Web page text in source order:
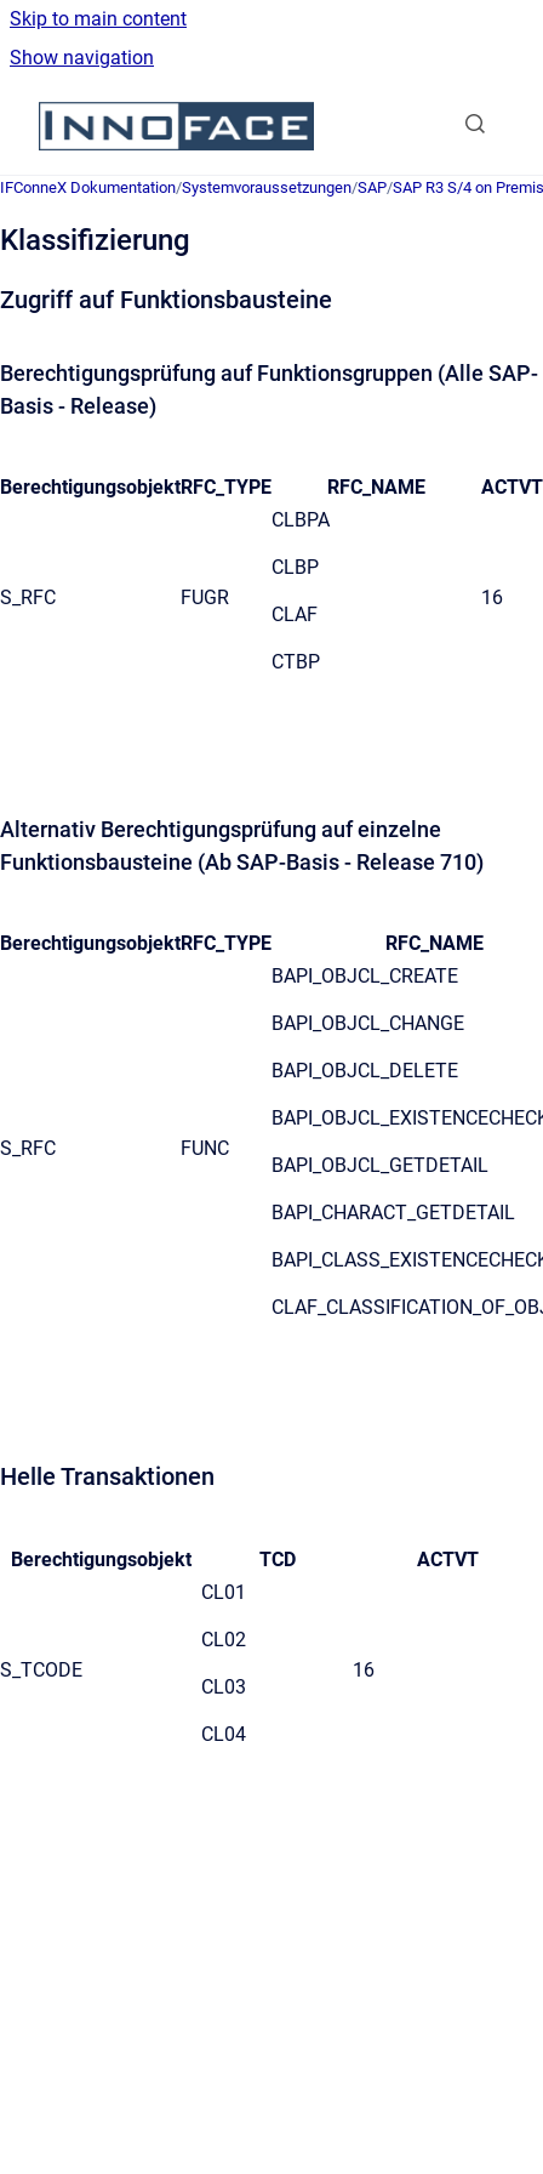
Skip to main content
Show navigation
Go to homepage
IFConneX Dokumentation/Systemvoraussetzungen/SAP/SAP R3 S/4 on
Klassifizierung
Zugriff auf Funktionsbausteine
Berechtigungsprüfung auf Funktionsgruppen (Alle SAP-
Basis - Release)
BerechtigungsobjektRFC_TYPE RFC_NAME ACTVT
S_RFC FUGR
CLBPA
CLBP
CLAF
CTBP
16
Alternativ Berechtigungsprüfung auf einzelne
Funktionsbausteine (Ab SAP-Basis - Release 710)
BerechtigungsobjektRFC_TYPE RFC_NAME
S_RFC FUNC
BAPI_OBJCL_CREATE
BAPI_OBJCL_CHANGE
BAPI_OBJCL_DELETE
BAPI_OBJCL_GETDETAIL
BAPI_CHARACT_GETDETAIL
Helle Transaktionen
Berechtigungsobjekt TCD ACTVT
S_TCODE
CL01
CL02
CL03
CL04
16